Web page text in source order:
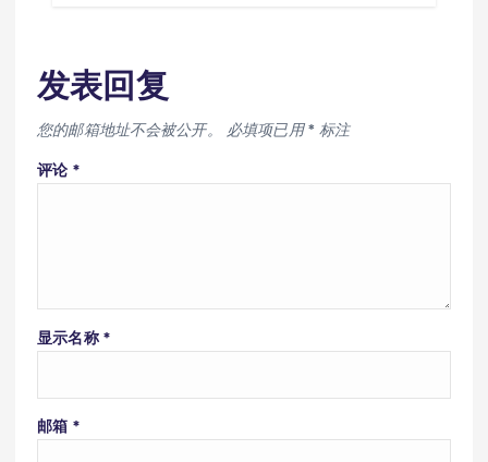
发表回复
您的邮箱地址不会被公开。 必填项已用* 标注
评论 *
显示名称 *
邮箱 *